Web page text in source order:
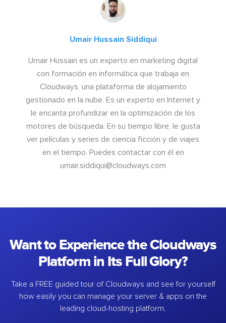
Umair Hussain Siddiqui
Umair Hussain es un experto en marketing digital
con formación en informática que trabaja en
Cloudways, una plataforma de alojamiento
gestionado en la nube. Es un experto en Internet y
le encanta profundizar en la optimización de los
motores de búsqueda. En su tiempo libre, le gusta
ver películas y series de ciencia ficción y de viajes
en el tiempo. Puedes contactar con él en
umair.siddiqui@cloudways.com
Want to Experience the Cloudways
Platform in Its Full Glory?
Take a FREE guided tour of Cloudways and see for yourself
how easily you can manage your server & apps on the
leading cloud-hosting platform.